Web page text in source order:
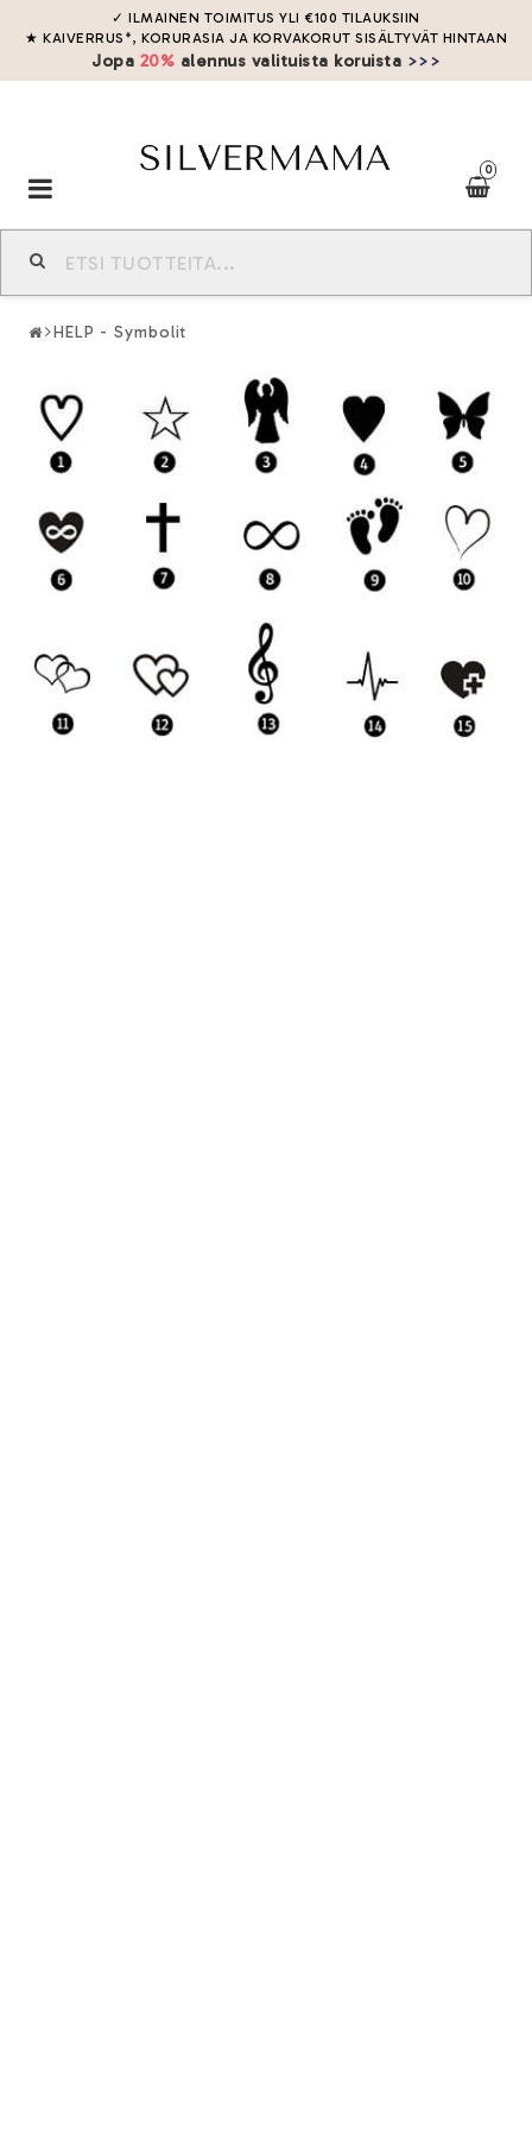
✓ ILMAINEN TOIMITUS YLI €100 TILAUKSIIN
★ KAIVERRUS*, KORURASIA JA KORVAKORUT SISÄLTYVÄT HINTAAN
Jopa 20% alennus valituista koruista >>>
0
Toggle
navigation
HELP - Symbolit